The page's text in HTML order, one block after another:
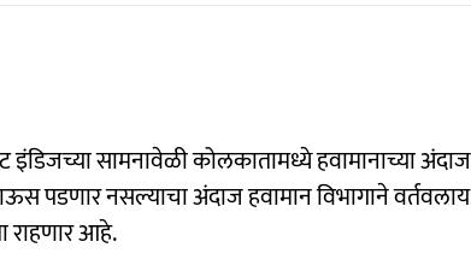
सामनावेळी कोलकातामध्ये हवामानाच्या
पडणार नसल्याचा अंदाज हवामान विभागाने
राहणार आहे.